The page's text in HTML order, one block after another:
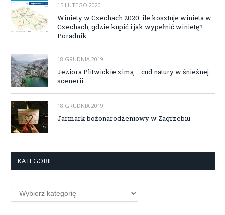
15 LUTEGO 2020
Winiety w Czechach 2020: ile kosztuje winieta w
Czechach, gdzie kupić i jak wypełnić winietę?
Poradnik.
18 GRUDNIA 2019
Jeziora Plitwickie zimą – cud natury w śnieżnej
scenerii
18 GRUDNIA 2019
Jarmark bożonarodzeniowy w Zagrzebiu
KATEGORIE
Kategorie